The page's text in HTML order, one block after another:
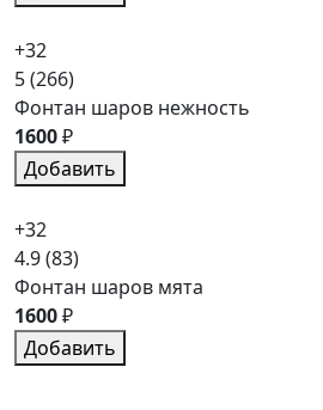
+32
5(266)
Фонтан шаров нежность
1600₽
Добавить
+32
4.9(83)
Фонтан шаров мята
1600₽
Добавить